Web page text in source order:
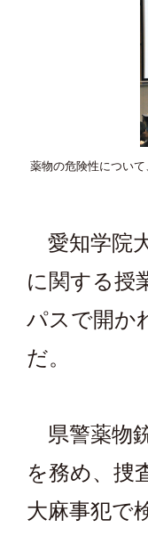
薬物の危険性につい
愛知学院
に関する授
パスで開か
だ。
県警薬物
を務め、捜
大麻事犯で